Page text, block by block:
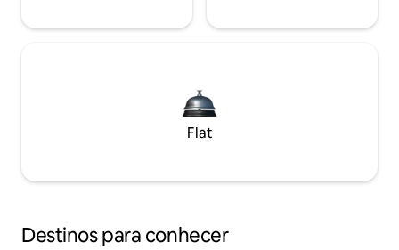
Flat
Destinos para conhecer